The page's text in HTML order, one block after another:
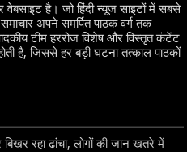
वेबसाइट है। जो हिंदी न्यूज साइटों में सबसे
अपने समर्पित पाठक वर्ग तक
टीम हररोज विशेष और विस्तृत कंटेंट
है, जिससे हर बड़ी घटना तत्काल पाठकों
रहा ढांचा, लोगों की जान खतरे में